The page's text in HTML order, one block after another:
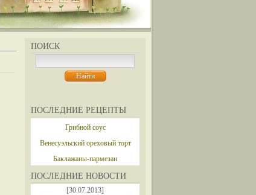
ПОИСК
ПОСЛЕДНИЕ РЕЦЕПТЫ
Грибной соус
Венесуэльский ореховый торт
Баклажаны-пармезан
ПОСЛЕДНИЕ НОВОСТИ
[30.07.2013]